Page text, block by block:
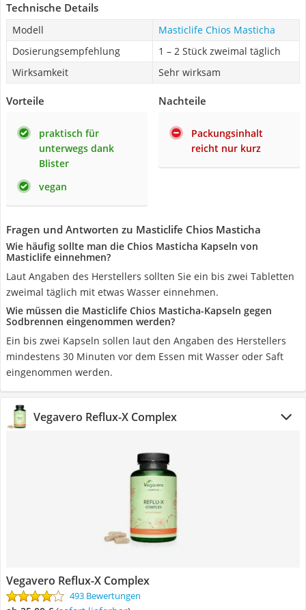
Technische Details
Modell
Masticlife Chios Masticha
Dosierungsempfehlung
1 – 2 Stück zweimal täglich
Wirksamkeit
Sehr wirksam
Vorteile
praktisch für
unterwegs dank
Blister
vegan
Nachteile
Packungsinhalt
reicht nur kurz
Fragen und Antworten zu Masticlife Chios Masticha
Wie häufig sollte man die Chios Masticha Kapseln von
Masticlife einnehmen?
Laut Angaben des Herstellers sollten Sie ein bis zwei Tabletten
zweimal täglich mit etwas Wasser einnehmen.
Wie müssen die Masticlife Chios Masticha-Kapseln gegen
Sodbrennen eingenommen werden?
Ein bis zwei Kapseln sollen laut den Angaben des Herstellers
mindestens 30 Minuten vor dem Essen mit Wasser oder Saft
eingenommen werden.
Vegavero Reflux-X Complex
Vegavero Reflux-X Complex
493 Bewertungen